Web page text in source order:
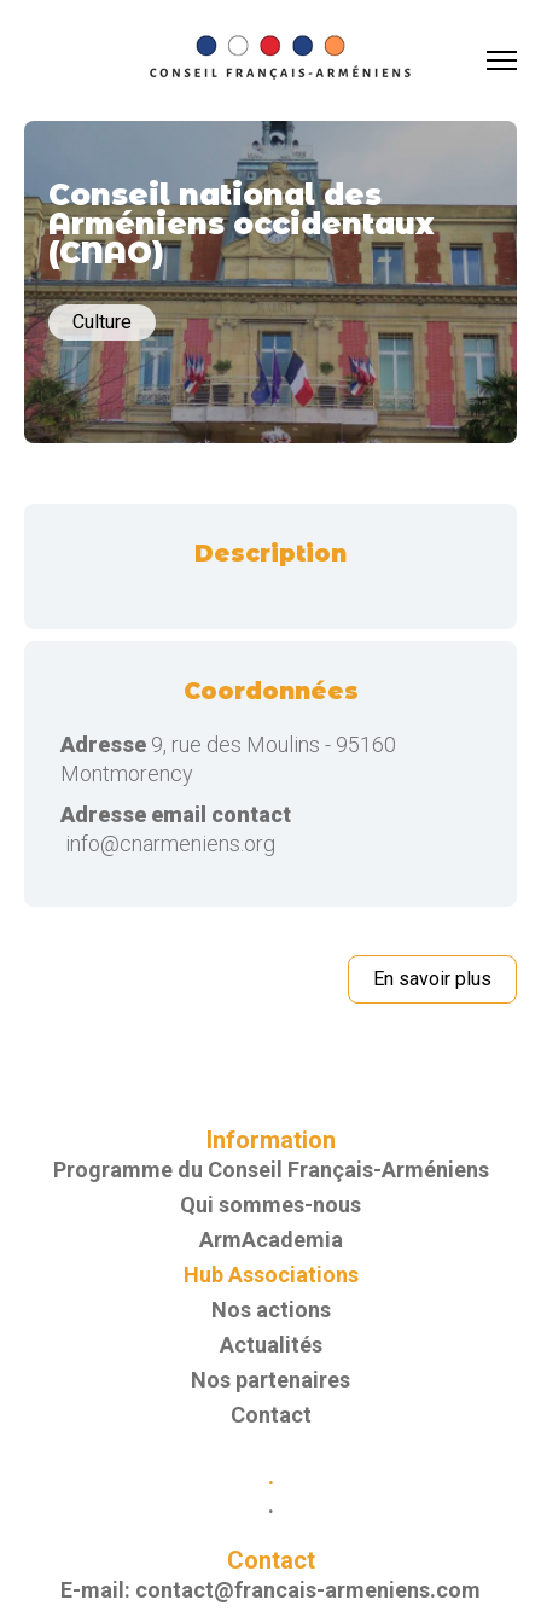
Conseil national des
Arméniens occidentaux
(CNAO)
Culture
Description
Coordonnées
Adresse 9, rue des Moulins - 95160
Montmorency
Adresse email contact
info@cnarmeniens.org
En savoir plus
Information
Programme du Conseil Français-Arméniens
Qui sommes-nous
ArmAcademia
Hub Associations
Nos actions
Actualités
Nos partenaires
Contact
.
.
Contact
E-mail: contact@francais-armeniens.com